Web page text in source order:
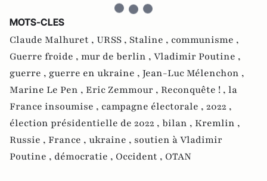
MOTS-CLES
Claude Malhuret , URSS , Staline , communisme ,
Guerre froide , mur de berlin , Vladimir Poutine ,
guerre , guerre en ukraine , Jean-Luc Mélenchon ,
Marine Le Pen , Eric Zemmour , Reconquête ! , la
France insoumise , campagne électorale , 2022 ,
élection présidentielle de 2022 , bilan , Kremlin ,
Russie , France , ukraine , soutien à Vladimir
Poutine , démocratie , Occident , OTAN